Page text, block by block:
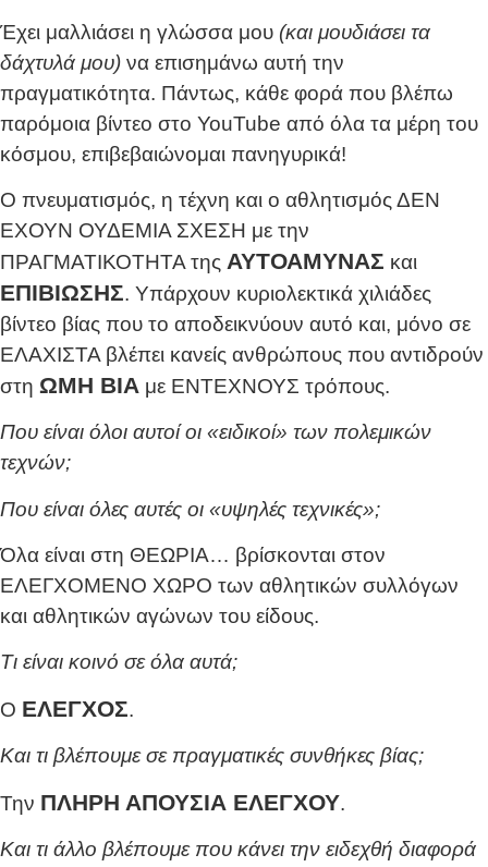
Έχει μαλλιάσει η γλώσσα μου (και μουδιάσει τα
δάχτυλά μου) να επισημάνω αυτή την
πραγματικότητα. Πάντως, κάθε φορά που βλέπω
παρόμοια βίντεο στο YouTube από όλα τα μέρη του
κόσμου, επιβεβαιώνομαι πανηγυρικά!
Ο πνευματισμός, η τέχνη και ο αθλητισμός ΔΕΝ
ΕΧΟΥΝ ΟΥΔΕΜΙΑ ΣΧΕΣΗ με την
ΠΡΑΓΜΑΤΙΚΟΤΗΤΑ της ΑΥΤΟΑΜΥΝΑΣ και
ΕΠΙΒΙΩΣΗΣ. Υπάρχουν κυριολεκτικά χιλιάδες
βίντεο βίας που το αποδεικνύουν αυτό και, μόνο σε
ΕΛΑΧΙΣΤΑ βλέπει κανείς ανθρώπους που αντιδρούν
στη ΩΜΗ ΒΙΑ με ΕΝΤΕΧΝΟΥΣ τρόπους.
Που είναι όλοι αυτοί οι «ειδικοί» των πολεμικών
τεχνών;
Που είναι όλες αυτές οι «υψηλές τεχνικές»;
Όλα είναι στη ΘΕΩΡΙΑ… βρίσκονται στον
ΕΛΕΓΧΟΜΕΝΟ ΧΩΡΟ των αθλητικών συλλόγων
και αθλητικών αγώνων του είδους.
Τι είναι κοινό σε όλα αυτά;
Ο ΕΛΕΓΧΟΣ.
Και τι βλέπουμε σε πραγματικές συνθήκες βίας;
Την ΠΛΗΡΗ ΑΠΟΥΣΙΑ ΕΛΕΓΧΟΥ.
Και τι άλλο βλέπουμε που κάνει την ειδεχθή διαφορά